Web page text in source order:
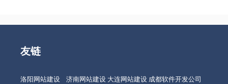
友链
洛阳网站建设 济南网站建设 大连网站建设 成都软件开发公司